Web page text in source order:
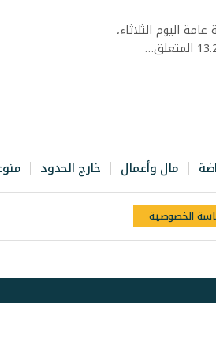
اليوم الثلاثاء،
مال وأعمال خارج الحدود
الخصوصية